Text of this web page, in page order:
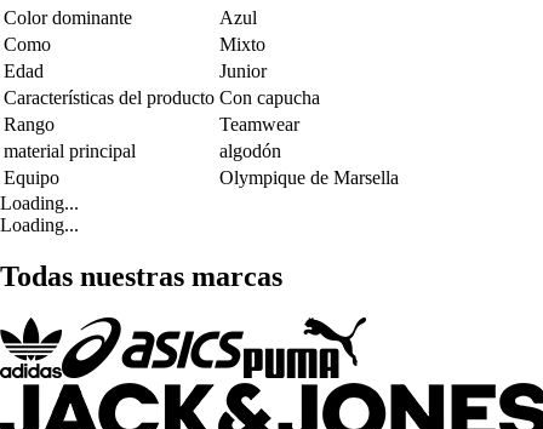
Color dominante
Azul
Como
Mixto
Edad
Junior
Características del producto Con capucha
Rango
Teamwear
material principal
algodón
Equipo
Olympique de Marsella
Loading...
Loading...
Todas nuestras marcas